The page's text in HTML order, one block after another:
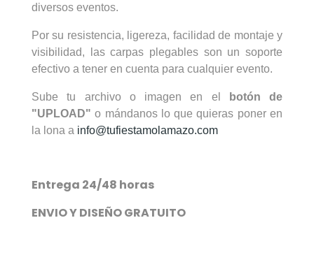
diversos eventos.
Por su resistencia, ligereza, facilidad de montaje y
visibilidad, las carpas plegables son un soporte
efectivo a tener en cuenta para cualquier evento.
Sube tu archivo o imagen en el
botón de
"UPLOAD" o mándanos lo que quieras poner en
la lona a info@tufiestamolamazo.com
Entrega 24/48 horas
ENVIO Y DISEÑO GRATUITO